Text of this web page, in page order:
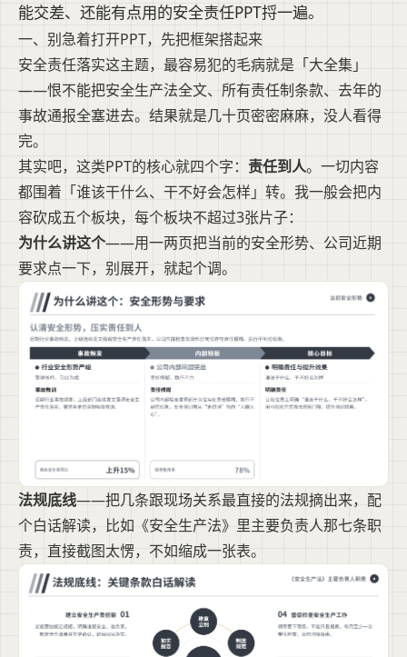
能交差、还能有点用的安全责任PPT捋一遍。
一、别急着打开PPT，先把框架搭起来
安全责任落实这主题，最容易犯的毛病就是「大全集」
——恨不能把安全生产法全文、所有责任制条款、去年的
事故通报全塞进去。结果就是几十页密密麻麻，没人看得
完。
其实吧，这类PPT的核心就四个字： 责任到人。一切内容
都围着「谁该干什么、干不好会怎样」转。我一般会把内
容砍成五个板块，每个板块不超过3张片子：
为什么讲这个——用一两页把当前的安全形势、公司近期
要求点一下，别展开，就起个调。
法规底线——把几条跟现场关系最直接的法规摘出来，配
个白话解读，比如《安全生产法》里主要负责人那七条职
责，直接截图太愣，不如缩成一张表。